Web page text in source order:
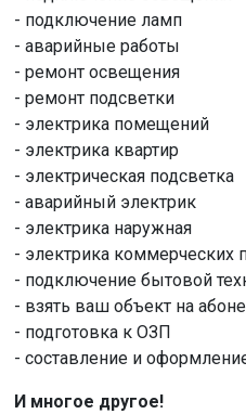
- подключение ламп
- аварийные работы
- ремонт освещения
- ремонт подсветки
- электрика помещений
- электрика квартир
- электрическая подсветка
- аварийный электрик
- электрика наружная
- электрика коммерческих
- подключение бытовой
- взять ваш объект на
- подготовка к ОЗП
- составление и
И многое другое!